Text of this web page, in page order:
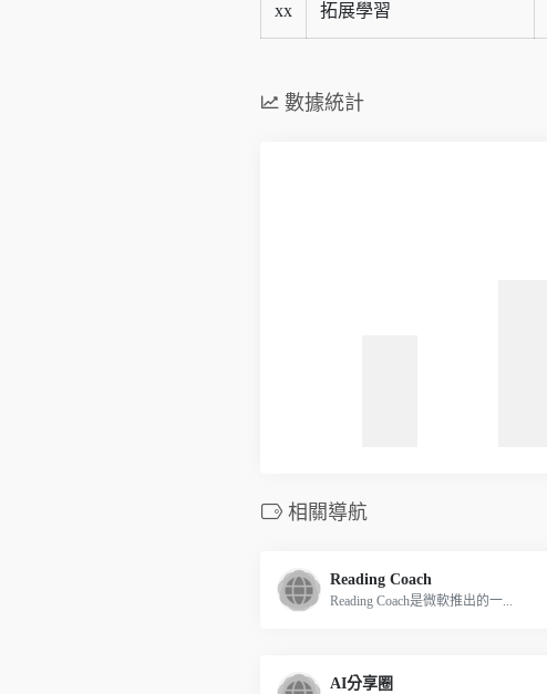
xx 拓展學習
數據統計
相關導航
Reading Coach
Reading Coach是微軟推出的一...
AI分享圈